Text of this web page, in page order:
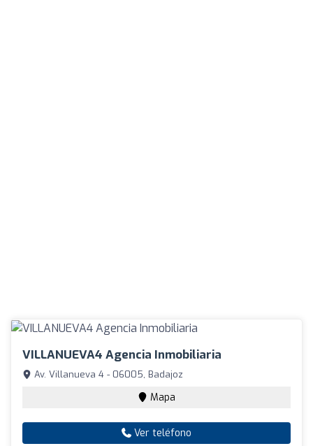
VILLANUEVA4 Agencia Inmobiliaria
Av. Villanueva 4 - 06005, Badajoz
Mapa
Ver teléfono